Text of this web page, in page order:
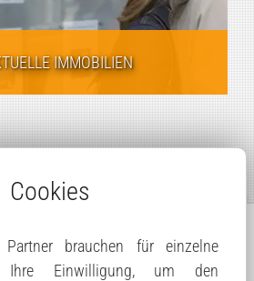
IMMOBILIEN
Cookies
brauchen für einzelne
Ihre Einwilligung, um den